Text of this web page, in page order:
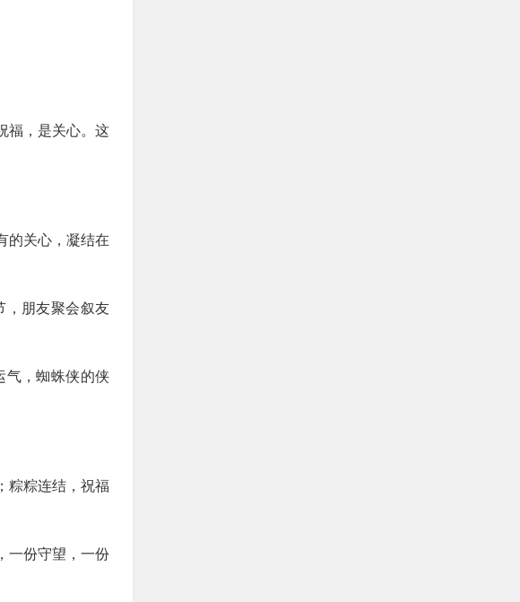
福，是关心。这
的关心，凝结在
，朋友聚会叙友
气，蜘蛛侠的侠
粽粽连结，祝福
一份守望，一份